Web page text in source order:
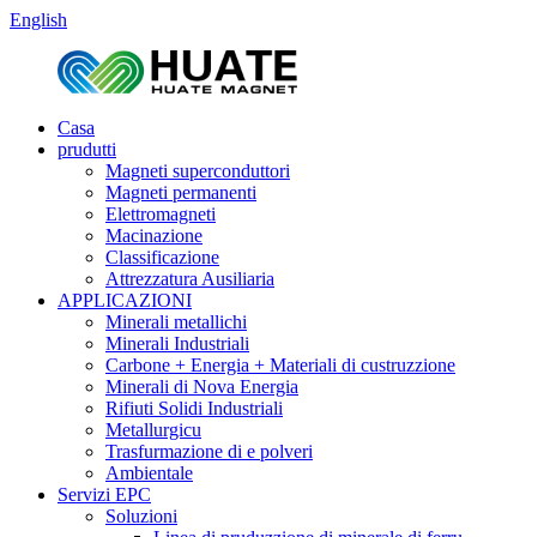
English
Casa
prudutti
Magneti superconduttori
Magneti permanenti
Elettromagneti
Macinazione
Classificazione
Attrezzatura Ausiliaria
APPLICAZIONI
Minerali metallichi
Minerali Industriali
Carbone + Energia + Materiali di custruzzione
Minerali di Nova Energia
Rifiuti Solidi Industriali
Metallurgicu
Trasfurmazione di e polveri
Ambientale
Servizi EPC
Soluzioni